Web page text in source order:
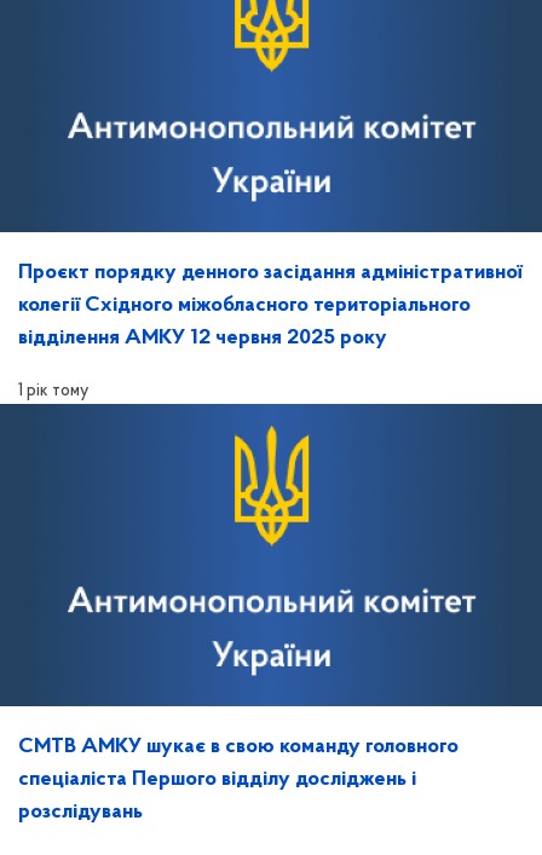
Проєкт порядку денного засідання адміністративної
колегії Східного міжобласного територіального
відділення АМКУ 12 червня 2025 року
1 рік тому
СМТВ АМКУ шукає в свою команду головного
спеціаліста Першого відділу досліджень і
розслідувань